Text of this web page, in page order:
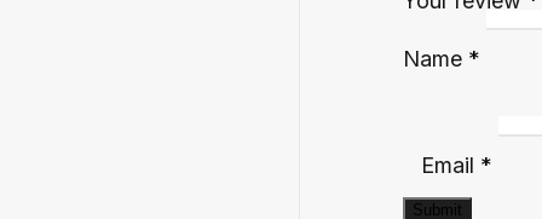
Name *
Email *